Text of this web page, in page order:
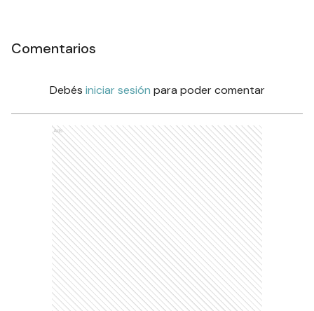
Comentarios
Debés iniciar sesión para poder comentar
Ads